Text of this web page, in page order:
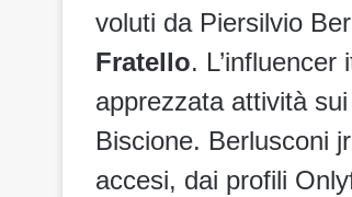
voluti da Piersilvio
Fratello.
apprezzata attività
Biscione. Berlusconi
accesi, dai profili